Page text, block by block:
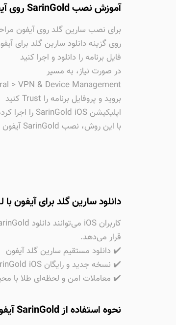
آموزش نصب SarinGold روی آیفون (iOS)
برای نصب سارین گلد روی آیفون
روی گزینه دانلود سارین گلد برای
فایل برنامه را دانلود و اجرا کنید
در صورت نیاز، به مسیر
> VPN & Device Management
بروید و پروفایل برنامه را Trust کنید
اپلیکیشن SarinGold iOS را اجرا کرده و حساب کاربری خود را ایجاد یا وارد شوید
با این روش، نصب SarinGold آیفون بدون اپ استور انجام می‌شود و تمام امکانات مدیریت معاملات طلا در دسترس شما خواهد بود.
دانلود سارین گلد برای آیفون
قرار می‌دهد.
✔️ دانلود مستقیم سارین گلد آیفون
✔️ نسخه جدید و رایگان SarinGold iOS
✔️ معاملات امن و لحظه‌ای طلا با
نحوه استفاده از SarinGold آیفون